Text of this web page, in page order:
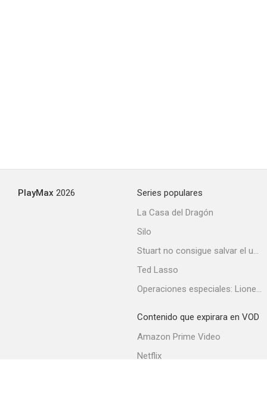
PlayMax 2026
Series populares
La Casa del Dragón
Silo
Stuart no consigue salvar el universo
Ted Lasso
Operaciones especiales: Lioness
Contenido que expirara en VOD
Amazon Prime Video
Netflix